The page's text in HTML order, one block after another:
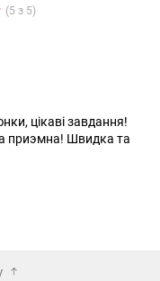
(5 з 5)
цiкавi завдання!
приэмна! Швидка та